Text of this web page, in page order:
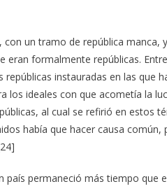
con un tramo de república
eran formalmente repúblicas.
repúblicas instauradas en las que
los ideales con que acometía la
al cual se refirió en estos
había que hacer causa
país permaneció más tiempo que